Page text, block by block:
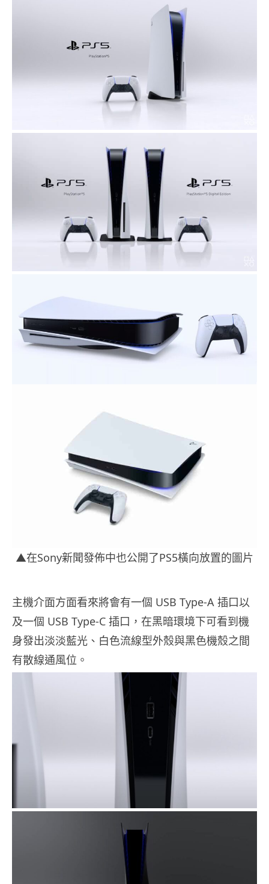
▲在Sony新聞發佈中也公開了PS5橫向放置的圖片
主機介面方面看來將會有一個 USB Type-A 插口以
及一個 USB Type-C 插口，在黑暗環境下可看到機
身發出淡淡藍光、白色流線型外殼與黑色機殼之間
有散線通風位。